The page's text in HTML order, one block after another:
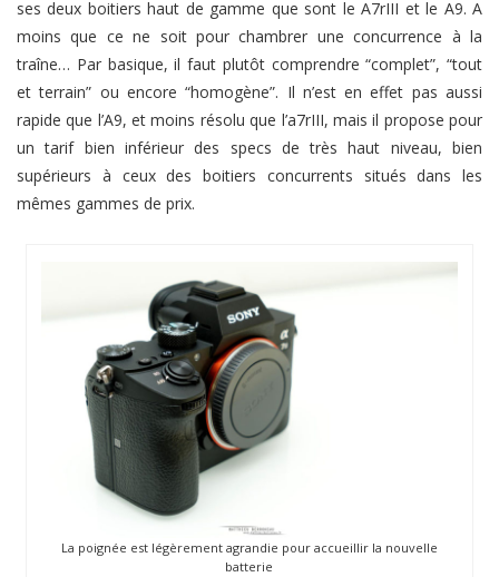
ses deux boitiers haut de gamme que sont le A7rIII et le A9. A
moins que ce ne soit pour chambrer une concurrence à la
traîne… Par basique, il faut plutôt comprendre “complet”, “tout
et terrain” ou encore “homogène”. Il n’est en effet pas aussi
rapide que l’A9, et moins résolu que l’a7rIII, mais il propose pour
un tarif bien inférieur des specs de très haut niveau, bien
supérieurs à ceux des boitiers concurrents situés dans les
mêmes gammes de prix.
La poignée est légèrement agrandie pour accueillir la nouvelle
batterie